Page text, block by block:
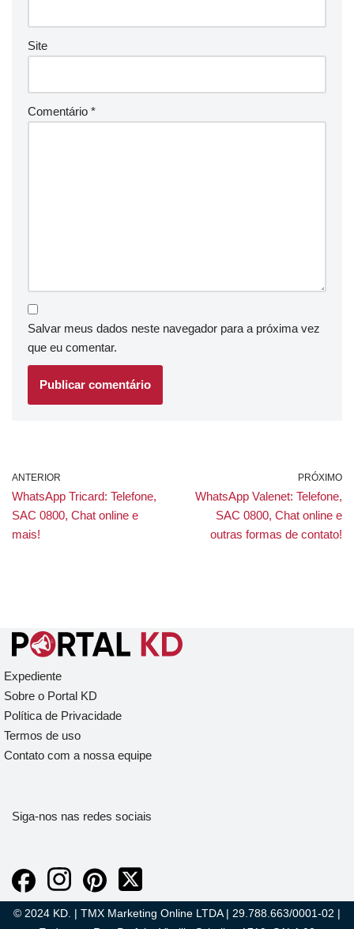
Site
Comentário *
Salvar meus dados neste navegador para a próxima vez
que eu comentar.
ANTERIOR
WhatsApp Tricard: Telefone,
SAC 0800, Chat online e
mais!
PRÓXIMO
WhatsApp Valenet: Telefone,
SAC 0800, Chat online e
outras formas de contato!
Expediente
Sobre o Portal KD
Política de Privacidade
Termos de uso
Contato com a nossa equipe
Siga-nos nas redes sociais
© 2024 KD. | TMX Marketing Online LTDA | 29.788.663/0001-02 |